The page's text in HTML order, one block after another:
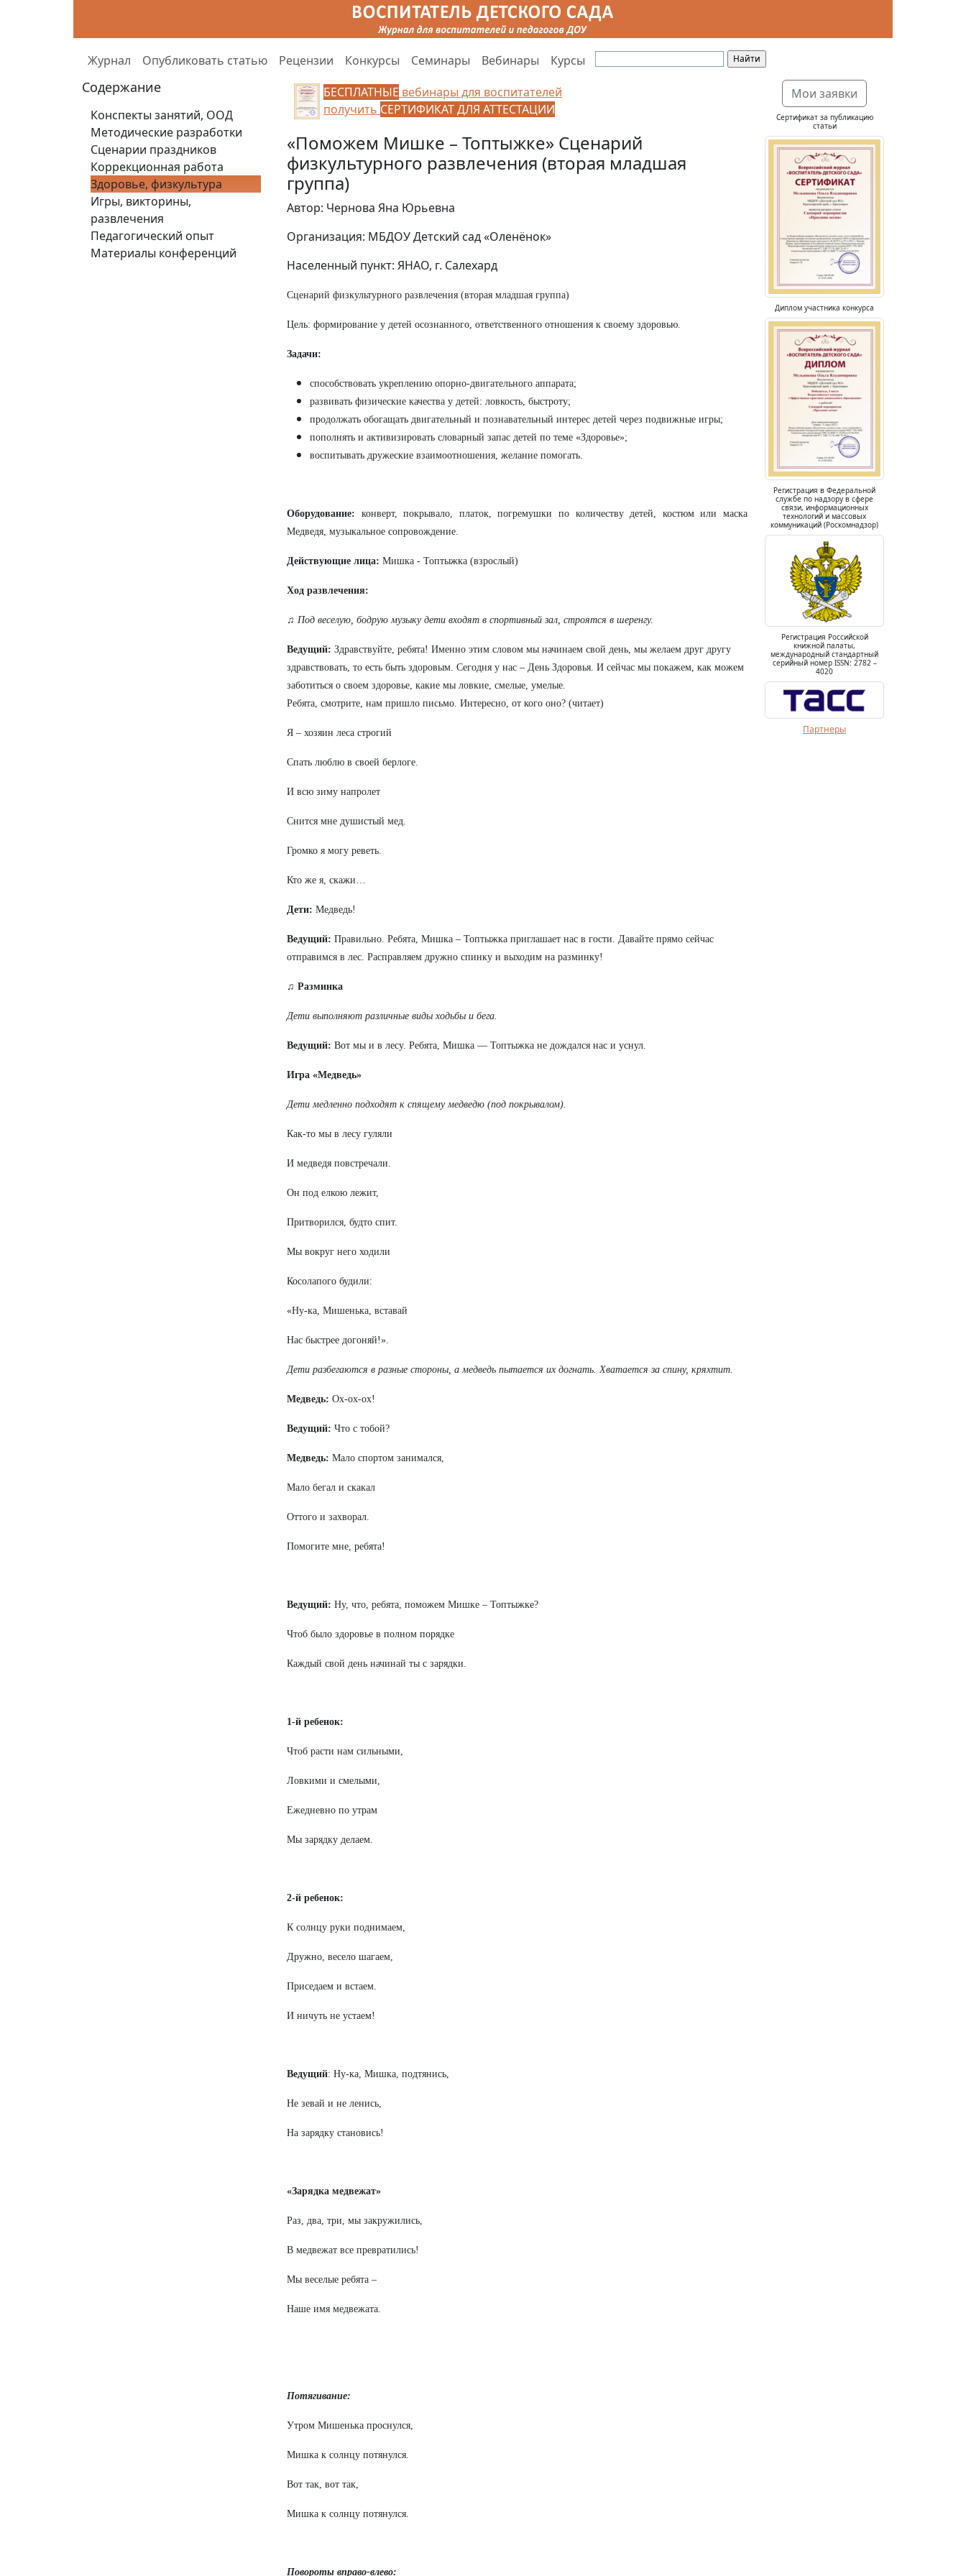
Журнал Опубликовать статью Рецензии Конкурсы Семинары Вебинары Курсы
Содержание
Конспекты занятий, ООД
Методические разработки
Сценарии праздников
Коррекционная работа
Здоровье, физкультура
Игры, викторины,
развлечения
Педагогический опыт
Материалы конференций
БЕСПЛАТНЫЕ вебинары для воспитателей
получить СЕРТИФИКАТ ДЛЯ АТТЕСТАЦИИ
«Поможем Мишке – Топтыжке» Сценарий
физкультурного развлечения (вторая младшая
группа)
Автор: Чернова Яна Юрьевна
Организация: МБДОУ Детский сад «Оленёнок»
Населенный пункт: ЯНАО, г. Салехард
Сценарий физкультурного развлечения (вторая младшая группа)
Цель: формирование у детей осознанного, ответственного отношения к своему здоровью.
Задачи:
способствовать укреплению опорно-двигательного аппарата;
развивать физические качества у детей: ловкость, быстроту;
продолжать обогащать двигательный и познавательный интерес детей через подвижные игры;
пополнять и активизировать словарный запас детей по теме «Здоровье»;
воспитывать дружеские взаимоотношения, желание помогать.
Оборудование: конверт, покрывало, платок, погремушки по количеству детей, костюм или маска
Медведя, музыкальное сопровождение.
Действующие лица: Мишка - Топтыжка (взрослый)
Ход развлечения:
♫ Под веселую, бодрую музыку дети входят в спортивный зал, строятся в шеренгу.
Ведущий: Здравствуйте, ребята! Именно этим словом мы начинаем свой день, мы желаем друг другу
здравствовать, то есть быть здоровым. Сегодня у нас – День Здоровья. И сейчас мы покажем, как можем
заботиться о своем здоровье, какие мы ловкие, смелые, умелые.
Ребята, смотрите, нам пришло письмо. Интересно, от кого оно? (читает)
Я – хозяин леса строгий
Спать люблю в своей берлоге.
И всю зиму напролет
Снится мне душистый мед.
Громко я могу реветь.
Кто же я, скажи…
Дети: Медведь!
Ведущий: Правильно. Ребята, Мишка – Топтыжка приглашает нас в гости. Давайте прямо сейчас
отправимся в лес. Расправляем дружно спинку и выходим на разминку!
♫ Разминка
Дети выполняют различные виды ходьбы и бега.
Ведущий: Вот мы и в лесу. Ребята, Мишка — Топтыжка не дождался нас и уснул.
Игра «Медведь»
Дети медленно подходят к спящему медведю (под покрывалом).
Как-то мы в лесу гуляли
И медведя повстречали.
Он под елкою лежит,
Притворился, будто спит.
Мы вокруг него ходили
Косолапого будили:
«Ну-ка, Мишенька, вставай
Нас быстрее догоняй!».
Дети разбегаются в разные стороны, а медведь пытается их догнать. Хватается за спину, кряхтит.
Медведь: Ох-ох-ох!
Ведущий: Что с тобой?
Медведь: Мало спортом занимался,
Мало бегал и скакал
Оттого и захворал.
Помогите мне, ребята!
Ведущий: Ну, что, ребята, поможем Мишке – Топтыжке?
Чтоб было здоровье в полном порядке
Каждый свой день начинай ты с зарядки.
1-й ребенок:
Чтоб расти нам сильными,
Ловкими и смелыми,
Ежедневно по утрам
Мы зарядку делаем.
2-й ребенок:
К солнцу руки поднимаем,
Дружно, весело шагаем,
Приседаем и встаем.
И ничуть не устаем!
Ведущий: Ну-ка, Мишка, подтянись,
Не зевай и не ленись,
На зарядку становись!
«Зарядка медвежат»
Раз, два, три, мы закружились,
В медвежат все превратились!
Мы веселые ребята –
Наше имя медвежата.
Потягивание:
Утром Мишенька проснулся,
Мишка к солнцу потянулся.
Вот так, вот так,
Мишка к солнцу потянулся.
Повороты вправо-влево:
Мои заявки
Сертификат за публикацию
статьи
Диплом участника конкурса
Регистрация в Федеральной
службе по надзору в сфере
связи, информационных
технологий и массовых
коммуникаций (Роскомнадзор)
Регистрация Российской
книжной палаты,
международный стандартный
серийный номер ISSN: 2782 –
4020
Партнеры